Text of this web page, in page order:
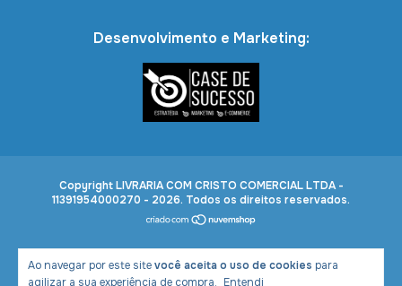
Ao navegar por este sitevocê aceita o uso de cookies para
agilizar a sua experiência de compra. Entendi
Desenvolvimento e Marketing:
Copyright LIVRARIA COM CRISTO COMERCIAL LTDA -
11391954000270 - 2026. Todos os direitos reservados.